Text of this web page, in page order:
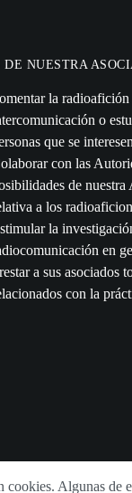
DE NUESTRA
la
o
que se
con las
de nuestra
a los
la
en
a sus asociados
con la
cookies. Algunas de